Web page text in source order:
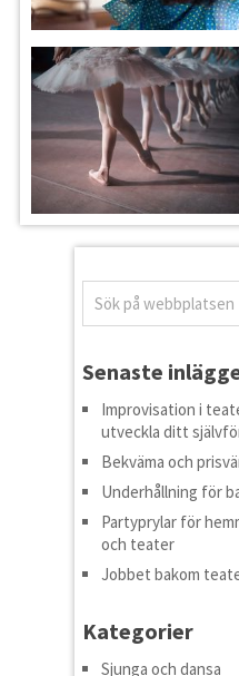
Senaste
Improvisation i
utveckla ditt
Bekväma och
Underhållning för
Partyprylar för
och teater
Jobbet bakom
Kategorier
Sjunga och dansa